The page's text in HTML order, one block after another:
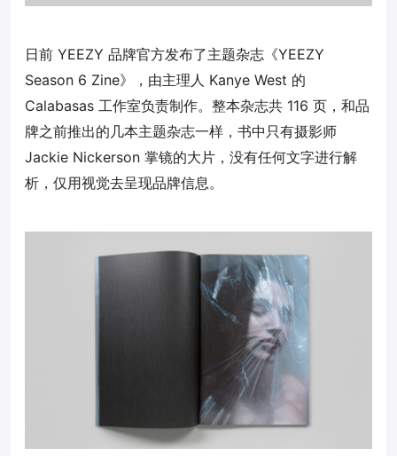
日前 YEEZY 品牌官方发布了主题杂志《YEEZY
Season 6 Zine》，由主理人 Kanye West 的
Calabasas 工作室负责制作。整本杂志共 116 页，和品
牌之前推出的几本主题杂志一样，书中只有摄影师
Jackie Nickerson 掌镜的大片，没有任何文字进行解
析，仅用视觉去呈现品牌信息。